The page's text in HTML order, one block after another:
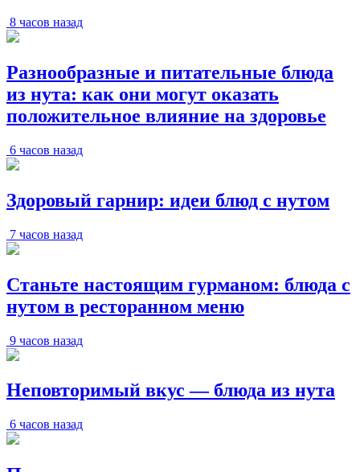
8 часов назад
Разнообразные и питательные блюда
из нута: как они могут оказать
положительное влияние на здоровье
6 часов назад
Здоровый гарнир: идеи блюд с нутом
7 часов назад
Станьте настоящим гурманом: блюда с
нутом в ресторанном меню
9 часов назад
Неповторимый вкус — блюда из нута
6 часов назад